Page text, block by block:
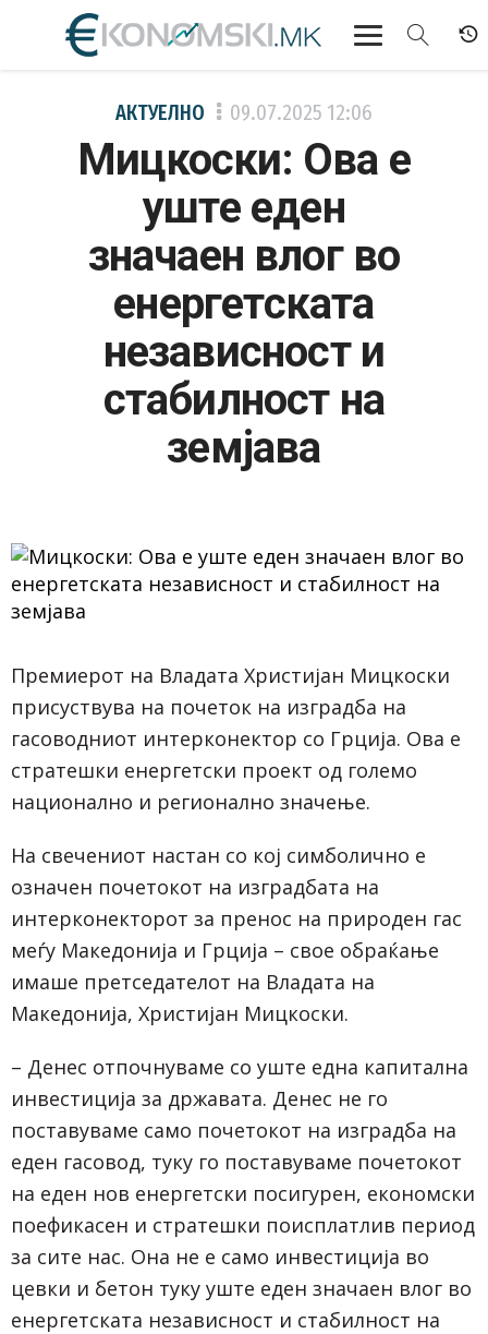
АКТУЕЛНО
ЕКОНОМИЈА
ФИНАНСИИ
БАНКАРСТВО
ЖИВОТ
АКТУЕЛНО 09.07.2025 12:06
Мицкоски: Ова е
уште еден
значаен влог во
енергетската
независност и
стабилност на
земјава
Премиерот на Владата Христијан Мицкоски
присуствува на почеток на изградба на
гасоводниот интерконектор со Грција. Ова е
стратешки енергетски проект од големо
национално и регионално значење.
На свечениот настан со кој симболично е
означен почетокот на изградбата на
интерконекторот за пренос на природен гас
меѓу Македонија и Грција – свое обраќање
имаше претседателот на Владата на
Македонија, Христијан Мицкоски.
– Денес отпочнуваме со уште една капитална
инвестиција за државата. Денес не го
поставуваме само почетокот на изградба на
еден гасовод, туку го поставуваме почетокот
на еден нов енергетски посигурен, економски
поефикасен и стратешки поисплатлив период
за сите нас. Она не е само инвестиција во
цевки и бетон туку уште еден значаен влог во
енергетската независност и стабилност на